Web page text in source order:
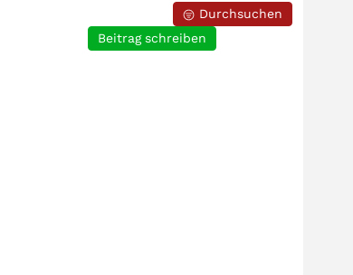
Durchsuchen
Beitrag schreiben